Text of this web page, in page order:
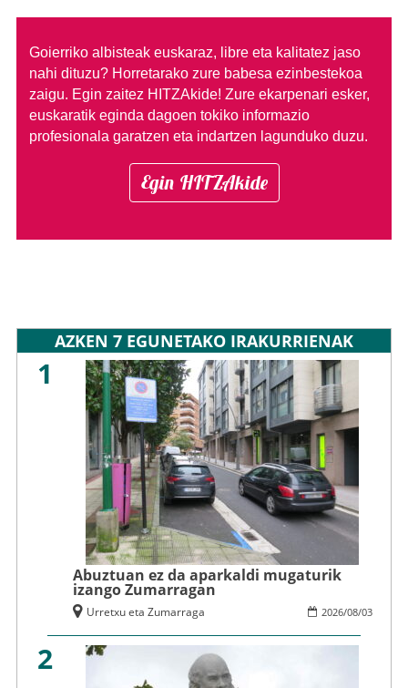
Goierriko albisteak euskaraz, libre eta kalitatez jaso
nahi dituzu? Horretarako zure babesa ezinbestekoa
zaigu. Egin zaitez HITZAkide! Zure ekarpenari esker,
euskaratik eginda dagoen tokiko informazio
profesionala garatzen eta indartzen lagunduko duzu.
Egin HITZAkide
AZKEN 7 EGUNETAKO IRAKURRIENAK
1
Abuztuan ez da aparkaldi mugaturik
izango Zumarragan
2026/08/03
Urretxu eta Zumarraga
2